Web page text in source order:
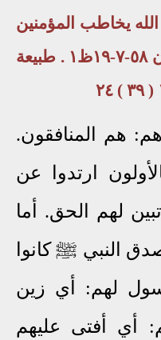
٦٢-٢٢أت . الله يخاطب المؤمنين
المنافقون ٥٨-٧-١٩ظ١ . طبيعة
هم المنافقون.
ارتدوا عن
لهم الحق. أما
النبي ﷺ كانوا
لهم: أي زين
أي أفتى عليهم